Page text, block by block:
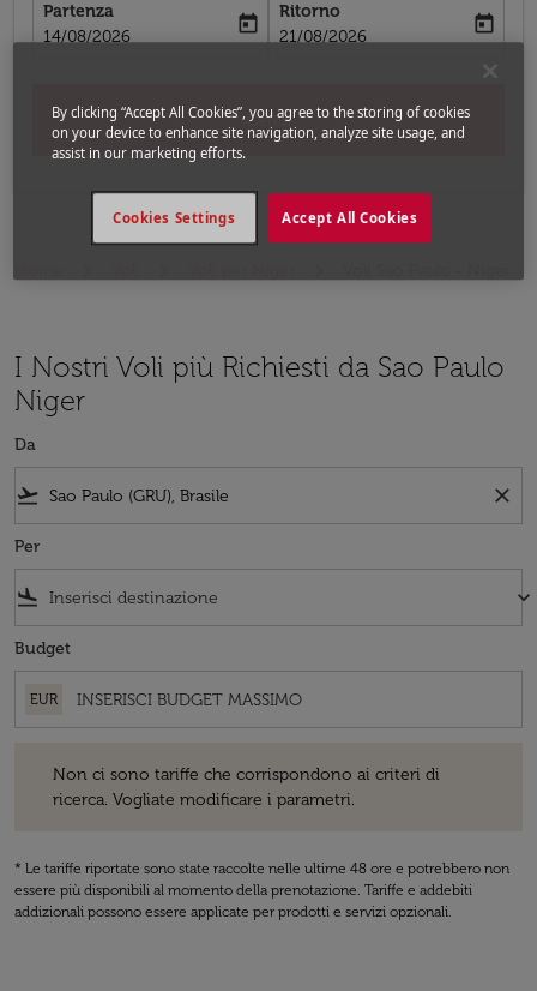
Partenza
fc-booking-departure-date-aria-label
14/08/2026
today
Ritorno
fc-booking-return-date-aria-label
21/08/2026
today
Cerca
I Nostri Voli più Richiesti da Sao Paulo
Niger
Da
flight_takeoff close
Per
flight_land keyboard_arrow_down
Budget
EUR
Non ci sono tariffe che corrispondono ai criteri di
ricerca. Vogliate modificare i parametri.
* Le tariffe riportate sono state raccolte nelle ultime 48 ore e potrebbero non
essere più disponibili al momento della prenotazione. Tariffe e addebiti
addizionali possono essere applicate per prodotti e servizi opzionali.
By clicking “Accept All Cookies”, you agree to the storing of cookies
on your device to enhance site navigation, analyze site usage, and
assist in our marketing efforts.
Accept All Cookies
Cookies Settings